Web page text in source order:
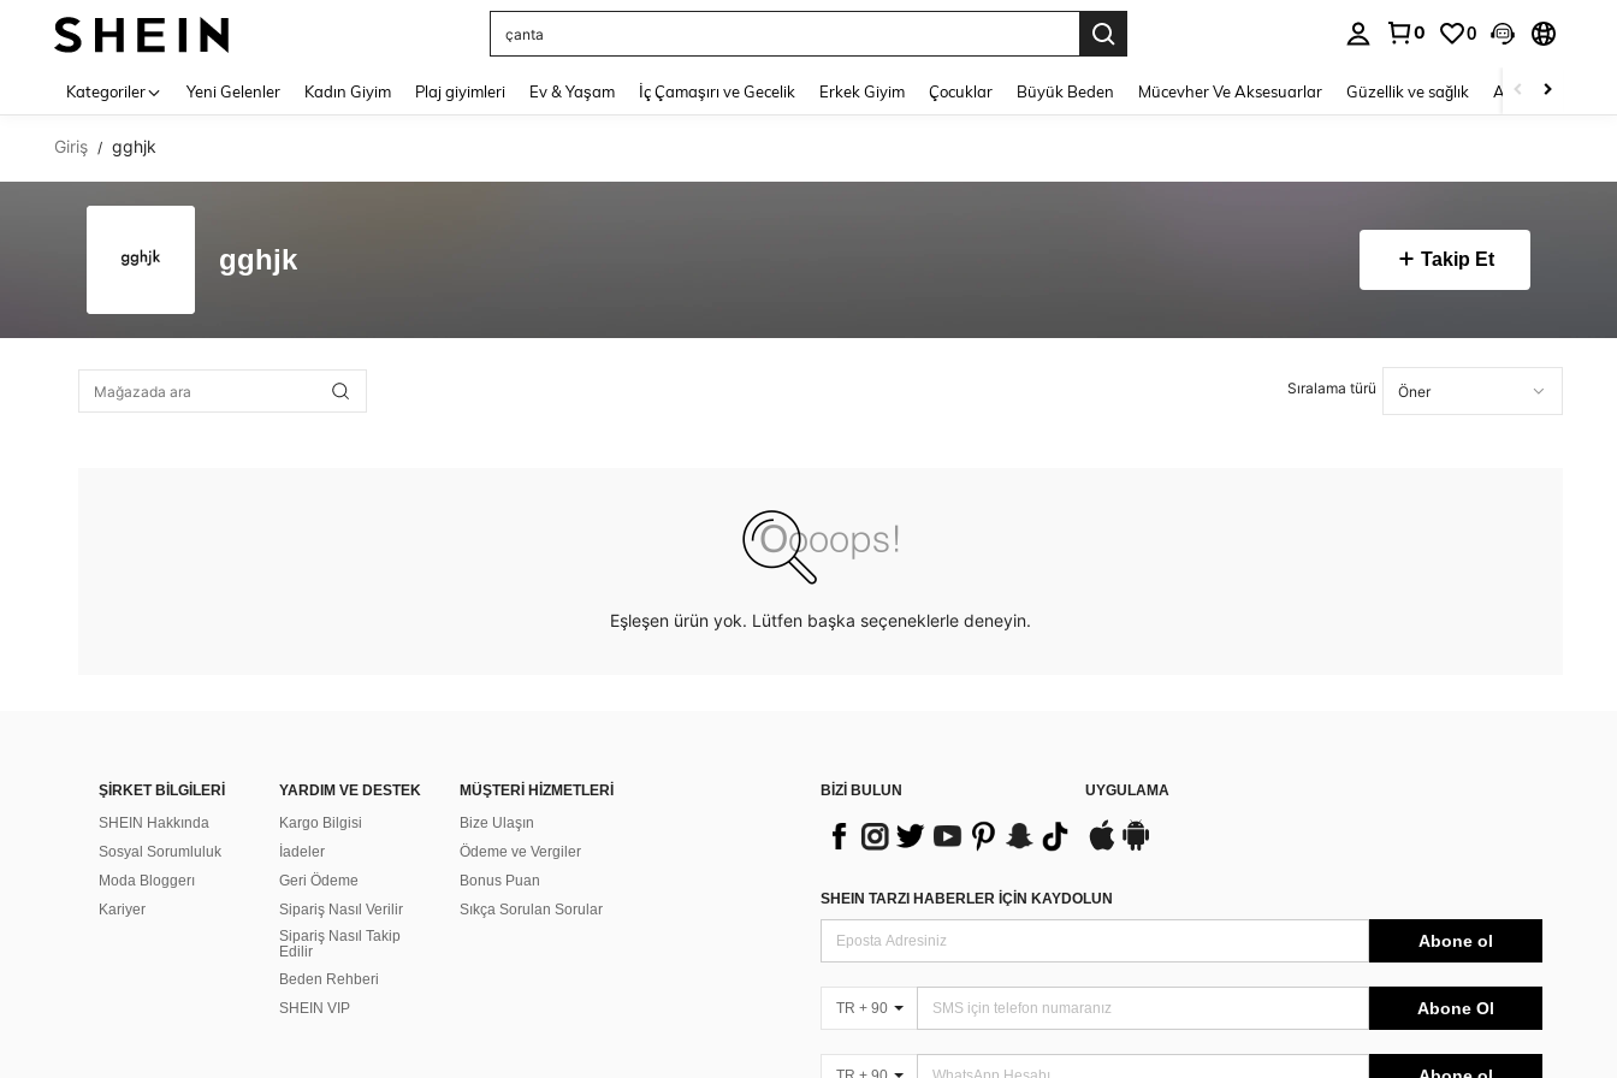
çanta
0 0
Kategoriler Yeni Gelenler Kadın Giyim Plaj giyimleri Ev & Yaşam İç Çamaşırı ve Gecelik Erkek Giyim Çocuklar Büyük Beden Mücevher Ve Aksesuarlar Güzellik ve sağlık Ayakkabı
Giriş / gghjk
gghjk Takip Et
Sıralama türü
Eşleşen ürün yok. Lütfen başka seçeneklerle deneyin.
ŞİRKET BİLGİLERİ
SHEIN Hakkında
Sosyal Sorumluluk
Moda Bloggerı
Kariyer
YARDIM VE DESTEK
Kargo Bilgisi
İadeler
Geri Ödeme
Sipariş Nasıl Verilir
Sipariş Nasıl Takip
Edilir
Beden Rehberi
SHEIN VIP
MÜŞTERİ HİZMETLERİ
Bize Ulaşın
Ödeme ve Vergiler
Bonus Puan
Sıkça Sorulan Sorular
BİZİ BULUN UYGULAMA
SHEIN TARZI HABERLER IÇIN KAYDOLUN
Abone ol
TR + 90 Abone Ol